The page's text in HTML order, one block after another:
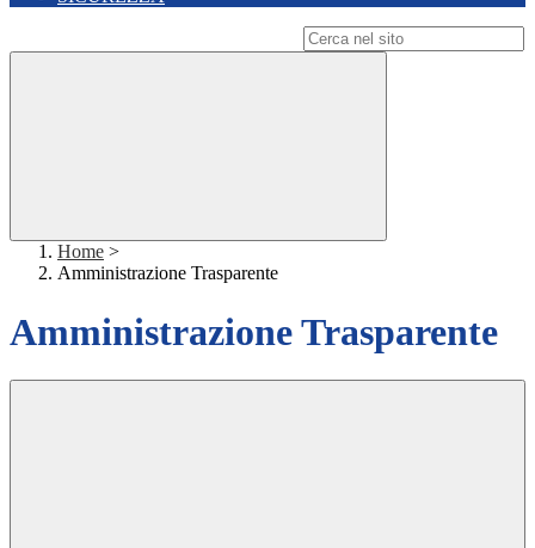
Home >
Amministrazione Trasparente
Amministrazione Trasparente